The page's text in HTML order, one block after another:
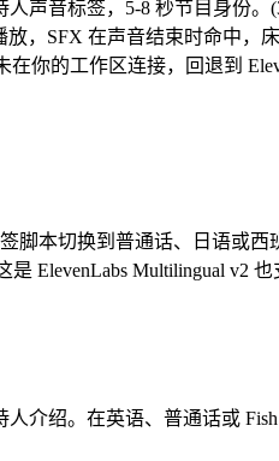
音标签，5-8 秒节目身份。
SFX 在声音结束时命中，床
你的工作区连接，回退到
脚本切换到普通话、日语或
ElevenLabs Multilingual v2
介绍。在英语、普通话或